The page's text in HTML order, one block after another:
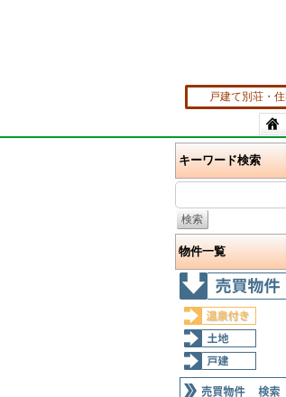
戸建て別荘・
キーワード検索
物件一覧